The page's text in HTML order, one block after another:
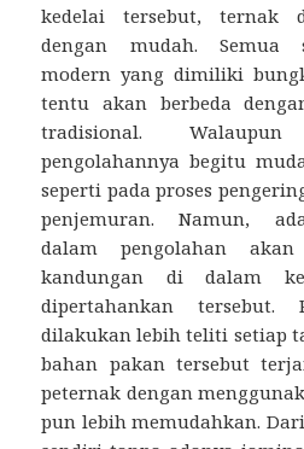
kedelai tersebut, ternak
dengan mudah. Semua
modern yang dimiliki
tentu akan berbeda
tradisional.
pengolahannya begitu
seperti pada proses
penjemuran. Namun,
dalam pengolahan
kandungan di dalam
dipertahankan tersebut.
dilakukan lebih teliti setiap
bahan pakan tersebut
peternak dengan
pun lebih memudahkan.